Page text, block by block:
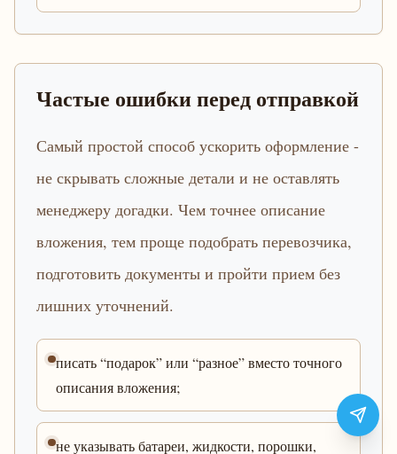
Частые ошибки перед отправкой
Самый простой способ ускорить оформление -
не скрывать сложные детали и не оставлять
менеджеру догадки. Чем точнее описание
вложения, тем проще подобрать перевозчика,
подготовить документы и пройти прием без
лишних уточнений.
писать “подарок” или “разное” вместо точного
описания вложения;
не указывать батареи, жидкости, порошки,